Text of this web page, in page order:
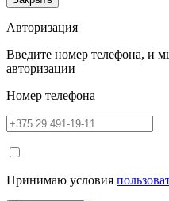
Авторизация
Введите номер телефона, и
авторизации
Номер телефона
Принимаю условия